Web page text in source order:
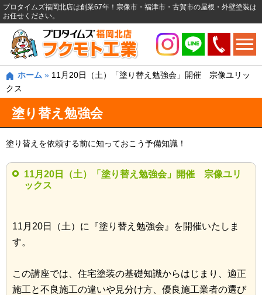
プロタイムズ福岡北店は創業67年！宗像市・福津市・古賀市の屋根・外壁塗装は
お任せください。
ホーム » 11月20日（土）「塗り替え勉強会」開催 宗像ユリッ
クス
塗り替え勉強会
塗り替えを依頼する前に知っておこう予備知識！
11月20日（土）「塗り替え勉強会」開催 宗像ユリ
ックス
11月20日（土）に『塗り替え勉強会』を開催いたしま
す。
この講座では、住宅塗装の基礎知識からはじまり、適正
施工と不良施工の違いや見分け方、優良施工業者の選び